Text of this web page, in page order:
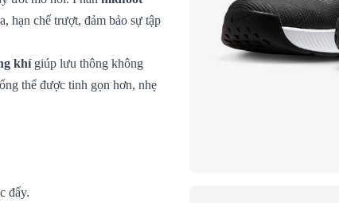
hạn chế trượt, đảm bảo sự tập
khígiúp lưu thông không
thể được tinh gọn hơn, nhẹ
đẩy.